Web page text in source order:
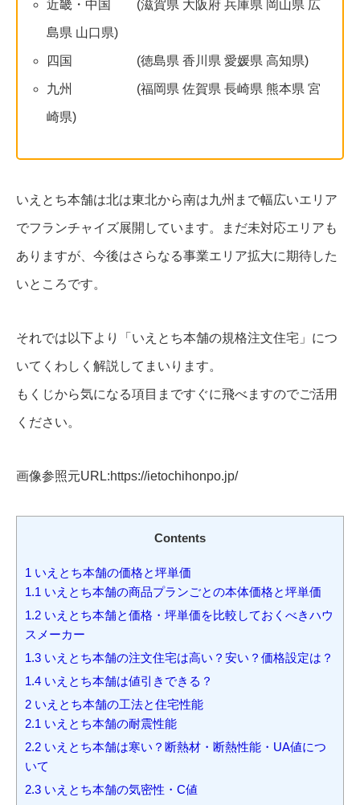
近畿・中国 (滋賀県 大阪府 兵庫県 岡山県 広
島県 山口県)
四国 (徳島県 香川県 愛媛県 高知県)
九州 (福岡県 佐賀県 長崎県 熊本県 宮
崎県)
いえとち本舗は北は東北から南は九州まで幅広いエリア
でフランチャイズ展開しています。まだ未対応エリアも
ありますが、今後はさらなる事業エリア拡大に期待した
いところです。
それでは以下より「いえとち本舗の規格注文住宅」につ
いてくわしく解説してまいります。
もくじから気になる項目まですぐに飛べますのでご活用
ください。
画像参照元URL:https://ietochihonpo.jp/
Contents
1 いえとち本舗の価格と坪単価
1.1 いえとち本舗の商品プランごとの本体価格と坪単価
1.2 いえとち本舗と価格・坪単価を比較しておくべきハウ
スメーカー
1.3 いえとち本舗の注文住宅は高い？安い？価格設定は？
1.4 いえとち本舗は値引きできる？
2 いえとち本舗の工法と住宅性能
2.1 いえとち本舗の耐震性能
2.2 いえとち本舗は寒い？断熱材・断熱性能・UA値につ
いて
2.3 いえとち本舗の気密性・C値